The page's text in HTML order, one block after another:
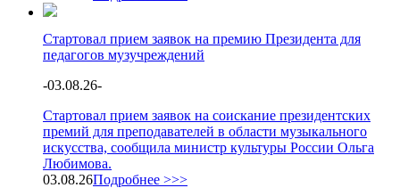
Стартовал прием заявок на премию Президента для
педагогов музучреждений
-03.08.26-
Стартовал прием заявок на соискание президентских
премий для преподавателей в области музыкального
искусства, сообщила министр культуры России Ольга
Любимова.
03.08.26Подробнее >>>